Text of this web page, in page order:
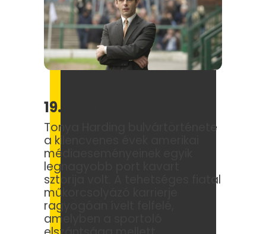
19. Én, Tonya (2017)
Tonya Harding bulvártörténete
a kilencvenes évek amerikai
médiaeseményeinek egyik
legnagyobb port kavart
sztorija volt. A tehetséges fiatal
műkorcsolyázó karrierje
ragyogóan ívelt felfelé,
amelyben a sportoló